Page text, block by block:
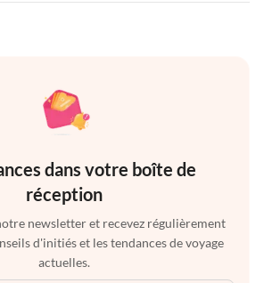
dans votre boîte de
réception
newsletter et recevez régulièrement
d'initiés et les tendances de voyage
actuelles.